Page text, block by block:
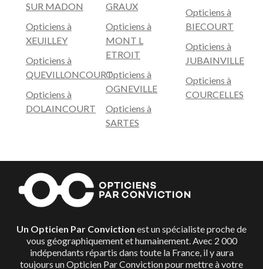
SUR MADON
Opticiens à
XEUILLEY
Opticiens à
QUEVILLONCOURT
Opticiens à
DOLAINCOURT
GRAUX
Opticiens à
MONT L
ETROIT
Opticiens à
OGNEVILLE
Opticiens à
SARTES
Opticiens à
BIECOURT
Opticiens à
JUBAINVILLE
Opticiens à
COURCELLES
Un Opticien Par Conviction est un spécialiste proche de
vous géographiquement et humainement. Avec 2 000
indépendants répartis dans toute la France, il y aura
toujours un Opticien Par Conviction pour mettre à votre